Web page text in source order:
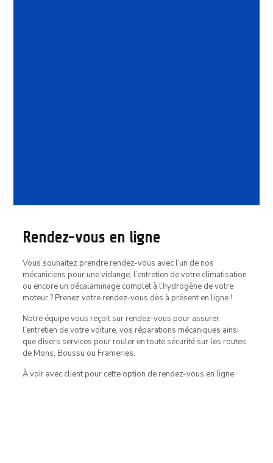
Rendez-vous en ligne
Vous souhaitez prendre rendez-vous avec l’un de nos
mécaniciens pour une vidange, l’entretien de votre climatisation
ou encore un décalaminage complet à l’hydrogène de votre
moteur ? Prenez votre rendez-vous dès à présent en ligne !
Notre équipe vous reçoit sur rendez-vous pour assurer
l’entretien de votre voiture, vos réparations mécaniques ainsi
que divers services pour rouler en toute sécurité sur les routes
de Mons, Boussu ou Frameries.
À voir avec client pour cette option de rendez-vous en ligne